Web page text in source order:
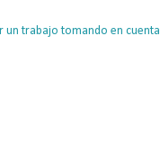
trabajo tomando en